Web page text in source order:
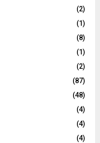
(2)
(1)
(8)
(1)
(2)
(87)
(48)
(4)
(4)
(4)